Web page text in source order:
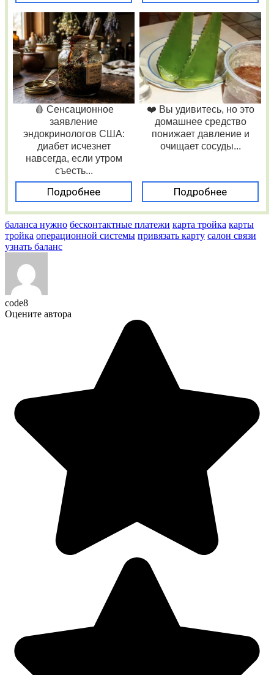
🩸 Сенсационное
заявление
эндокринологов США:
диабет исчезнет
навсегда, если утром
съесть...
Подробнее
❤️ Вы удивитесь, но это
домашнее средство
понижает давление и
очищает сосуды...
Подробнее
баланса нужно бесконтактные платежи карта тройка карты
тройка операционной системы привязать карту салон связи
узнать баланс
code8
Оцените автора